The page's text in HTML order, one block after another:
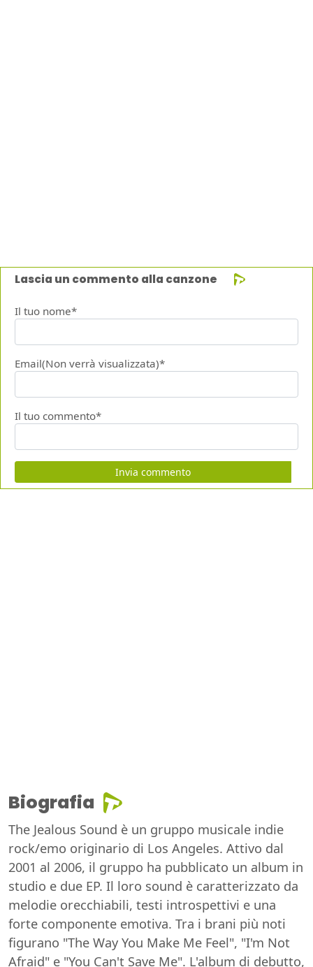
Lascia un commento alla canzone
Il tuo nome*
Email(Non verrà visualizzata)*
Il tuo commento*
Invia commento
Biografia
The Jealous Sound è un gruppo musicale indie
rock/emo originario di Los Angeles. Attivo dal
2001 al 2006, il gruppo ha pubblicato un album in
studio e due EP. Il loro sound è caratterizzato da
melodie orecchiabili, testi introspettivi e una
forte componente emotiva. Tra i brani più noti
figurano "The Way You Make Me Feel", "I'm Not
Afraid" e "You Can't Save Me". L'album di debutto,